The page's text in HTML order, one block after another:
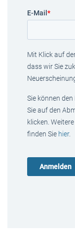
E-Mail *
Mit Klick auf
dass wir Sie
Sie können
Sie auf den
klicken.
finden Sie hier.